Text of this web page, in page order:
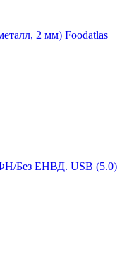
2 мм) Foodatlas
Без ЕНВД. USB (5.0)